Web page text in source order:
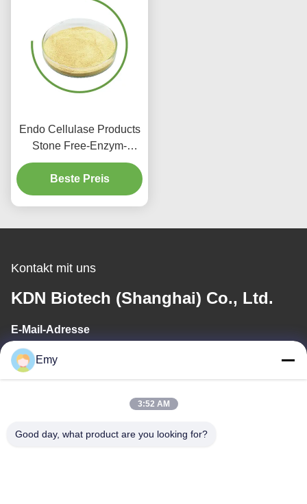
Endo Cellulase Products
Stone Free-Enzym-
Wäsche für Jeans-
Haushalts-Krankenhaus
Beste Preis
Kontakt mit uns
KDN Biotech (Shanghai) Co., Ltd.
E-Mail-Adresse
panxy@vlandgroup.com
Unsere Adresse
Emy
3:52 AM
Good day, what product are you looking for?